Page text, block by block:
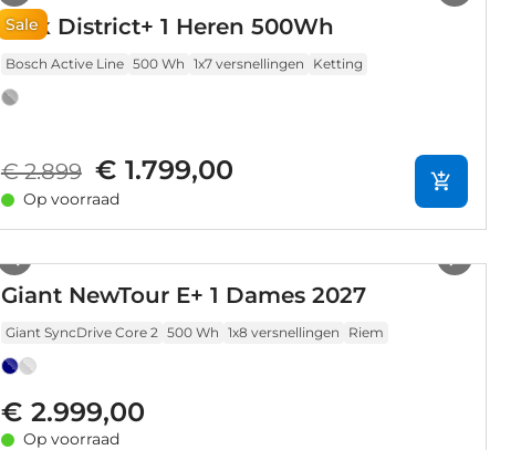
Sale
Trek District+ 1 Heren 500Wh
Bosch Active Line 500 Wh 1x7 versnellingen Ketting
€ 2.899 € 1.799,00
Op voorraad
Giant NewTour E+ 1 Dames 2027
Giant SyncDrive Core 2 500 Wh 1x8 versnellingen Riem
€ 2.999,00
Op voorraad